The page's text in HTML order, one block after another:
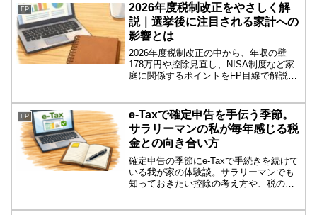
FP
2026年度税制改正をやさしく解
説｜選挙後に注目される家計への
影響とは
2026年度税制改正の中から、年収の壁
178万円や控除見直し、NISA制度など家
庭に関係するポイントをFP目線で解説。
理しました。
FP
e-Taxで確定申告を手伝う季節。
サラリーマンの私が毎年感じる税
金との向き合い方
確定申告の季節にe-Taxで手続きを続けて
いる我が家の体験談。サラリーマンでも
知っておきたい控除の考え方や、税の仕